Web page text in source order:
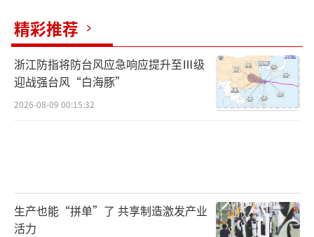
精彩推荐
浙江防指将防台风应急响应提升至Ⅲ级
迎战强台风“白海豚”
2026-08-09 00:15:32
生产也能“拼单”了 共享制造激发产业
活力